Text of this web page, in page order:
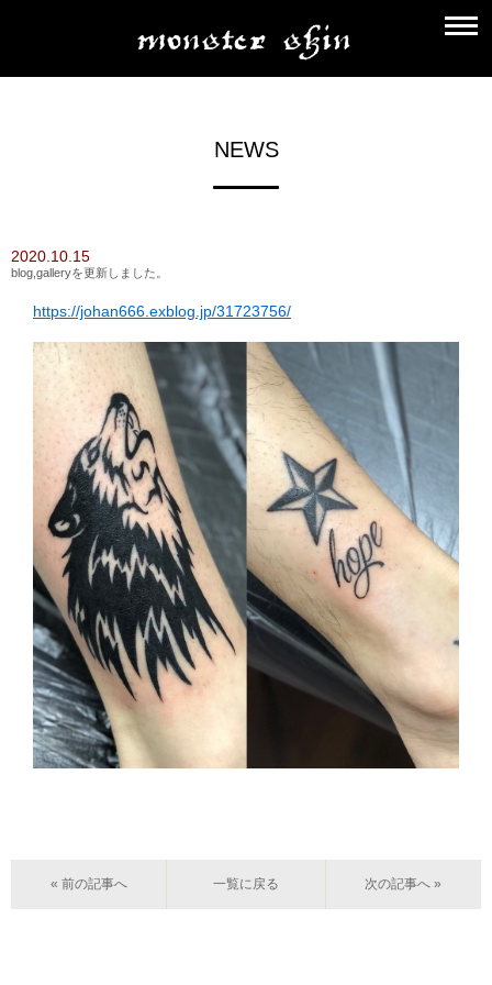
NEWS
2020.10.15
blog,galleryを更新しました。
https://johan666.exblog.jp/31723756/
« 前の記事へ 一覧に戻る 次の記事へ »